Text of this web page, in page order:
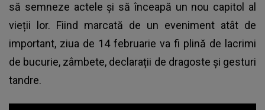
să semneze actele și să înceapă un nou capitol al
vieții lor. Fiind marcată de un eveniment atât de
important, ziua de 14 februarie va fi plină de lacrimi
de bucurie, zâmbete, declarații de dragoste și gesturi
tandre.